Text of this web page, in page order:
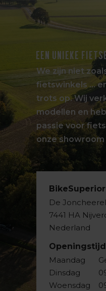
EEN UNIEKE
We zijn niet
fietswinkels …
trots op. Wij
modellen en
passie voor
onze
BikeSuperior
De
7441 HA
Nederland
Maandag
Dinsdag
Woensdag